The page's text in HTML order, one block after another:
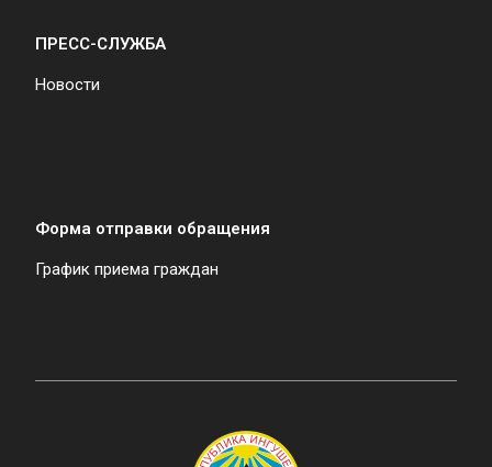
ПРЕСС-СЛУЖБА
Новости
Форма отправки обращения
График приема граждан